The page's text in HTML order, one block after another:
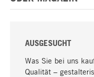
AUSGESUCHT
Was Sie bei uns
Qualität –